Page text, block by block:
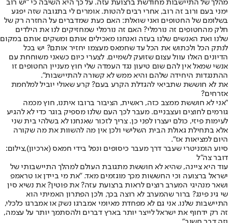
מהלך של התיישבות מחודשת ברצועת עזה. על כך היא השיבה כי "יש רוב
ימני בעם ורוב זה רוב, אחרי רבים להטות. אומרים לי בתגובה שזה יפגע
בשלומם של החטופים ואני שואלת: האם כעת שמדברים על החזרה רק של
חלק מהחטופים זה נורמלי? האם זה נורמלי שמחזיקים לנו את הילדים
שלנו ואת האנשים שלנו בעזה ואנחנו מאכילים אותם ומשקים אותם במקום
לנתק הכל ולכתוש את הכל עד שחמאס מעצמו יחזיר אותם? יש בכל
הדיונים האלו עוול עצום שזועק לשמיים. לצערי כיום כשאני משוחחת עם
אנשי שמאל אין להם שום טיעון נגד העמדה שלי חוץ מעניין החטופים זו
ההתנגדות היחידה שלהם והיא ממש לא קשורה להתיישבות".
את לא חוששת שתביאי להגדלת הקרע בעם? קרע שאולי יוביל למלחמת
אזרחים?
"אני לא חוששת ממצב כזה, ראשית, הציבור ברובו איתנו, חוץ מכמה
גורמים לחוצים ועצבניים. מעבר לכך העם שלנו מספיק בוגר כדי לא להגיע
לעימות פיזי, כולם יעצרו לפני כן. צריך לזכור שאנחנו לא בשלהי בית שני
אלא בתחילת גאולת הבית השלישי ולכן אין מה להשוות את מה שקורה
היום למציאות אז".
סיוע הומניטרי שעבר דרך מעבר כיסופים ונפל בידי חמאס (ארכיון),צילום:
דובר צה"ל
עוד היא ציינה, שהיא לא חוששת מתגובת העולם למהלך התיישבותי של
ישראל ברצועה וכי החששות מכך מוגזמים מאד. "את מי ביידן או טראמפ
ושאר מנהיגי המערב רוצים לראות ברצועת עזה? את פוטין? את נשיא סין
שי גינ פינג? ברור שהמערב לא רוצה בכך, ולכן הפתרון האמיתי הוא
התיישבות שלנו. אני גם לא מפחדת מאיומי אמברגו נשק או אמברגו כלכלי,
זה רק ידחוף את ישראל לייצר יותר בארץ דברים ולהסתמך יותר על עצמה,